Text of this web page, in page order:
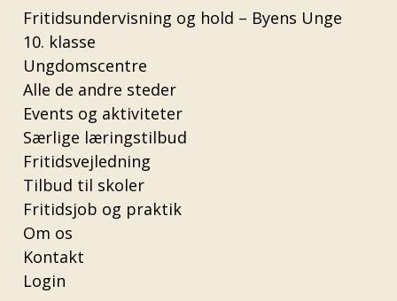
Fritidsundervisning og hold – Byens Unge
10. klasse
Ungdomscentre
Alle de andre steder
Events og aktiviteter
Særlige læringstilbud
Fritidsvejledning
Tilbud til skoler
Fritidsjob og praktik
Om os
Kontakt
Login